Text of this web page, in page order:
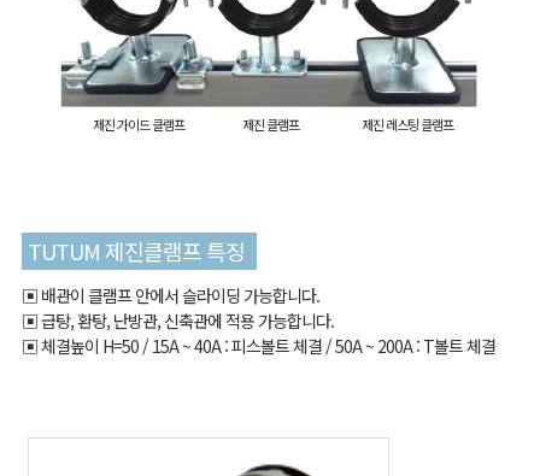
제진 가이드 클램프 제진 클램프 제진 레스팅 클램프
TUTUM 제진클램프 특징
배관이 클램프 안에서 슬라이딩 가능합니다.
급탕, 환탕, 난방관, 신축관에 적용 가능합니다.
체결높이 H=50 / 15A ~ 40A : 피스볼트 체결 / 50A ~ 200A : T볼트 체결